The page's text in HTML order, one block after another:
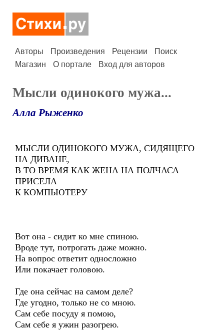
Авторы Произведения Рецензии
Поиск
Магазин
О портале Вход для авторов
Мысли одинокого мужа...
Алла Рыженко
МЫСЛИ ОДИНОКОГО МУЖА, СИДЯЩЕГО
НА ДИВАНЕ,
В ТО ВРЕМЯ КАК ЖЕНА НА ПОЛЧАСА
ПРИСЕЛА
К КОМПЬЮТЕРУ
Вот она - сидит ко мне спиною.
Вроде тут, потрогать даже можно.
На вопрос ответит односложно
Или покачает головою.
Где она сейчас на самом деле?
Где угодно, только не со мною.
Сам себе посуду я помою,
Сам себе я ужин разогрею.